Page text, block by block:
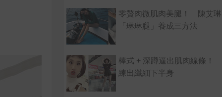
零贅肉微肌肉美腿！ 陳艾
「琳琳腿」養成三方法
棒式 + 深蹲逼出肌肉線條！
練出纖細下半身